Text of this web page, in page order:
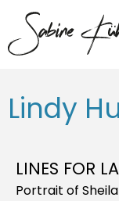
Lindy
LINES FOR
Portrait of